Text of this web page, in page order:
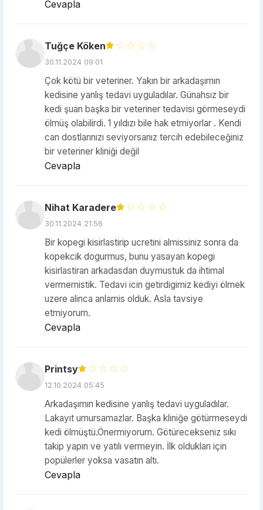
Cevapla
Tuğçe Köken
30.11.2024 09:01
Çok kötü bir veteriner. Yakın bir arkadaşımın
kedisine yanlış tedavi uyguladılar. Günahsız bir
kedi şuan başka bir veteriner tedavisi görmeseydi
ölmüş olabilirdi. 1 yıldızı bile hak etmiyorlar . Kendi
can dostlarınızı seviyorsanız tercih edebileceğiniz
bir veteriner kliniği değil
Cevapla
Nihat Karadere
30.11.2024 21:56
Bir kopegi kisirlastirip ucretini almissiniz sonra da
kopekcik dogurmus, bunu yasayan kopegi
kisirlastiran arkadasdan duymustuk da ihtimal
vermemistik. Tedavi icin getirdigimiz kediyi ölmek
uzere alinca anlamis olduk. Asla tavsiye
etmiyorum.
Cevapla
Printsy
12.10.2024 05:45
Arkadaşımın kedisine yanlış tedavi uyguladılar.
Lakayıt umursamazlar. Başka kliniğe götürmeseydi
kedi ölmüştü.Önermiyorum. Götürecekseniz sıkı
takip yapın ve yatılı vermeyin. İlk oldukları için
popülerler yoksa vasatın altı.
Cevapla